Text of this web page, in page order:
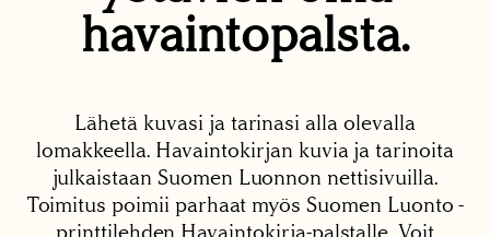
havaintopalsta.
Lähetä kuvasi ja tarinasi alla olevalla
lomakkeella. Havaintokirjan kuvia ja tarinoita
julkaistaan Suomen Luonnon nettisivuilla.
Toimitus poimii parhaat myös Suomen Luonto -